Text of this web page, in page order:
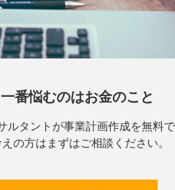
番悩むのはお金のこと
ルタントが事業計画作成を無料で
の方はまずはご相談ください。